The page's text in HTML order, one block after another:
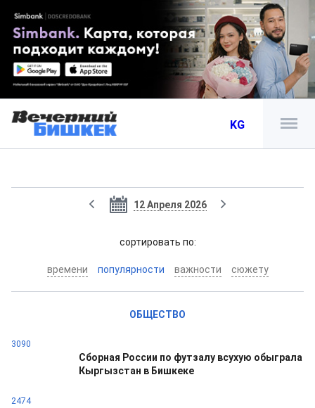
KG
12 Апреля 2026
cортировать по:
времени популярности важности сюжету
ОБЩЕСТВО
3090
Сборная России по футзалу всухую обыграла
Кыргызстан в Бишкеке
2474